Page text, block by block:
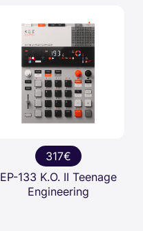
317€
EP-133 K.O. II Teenage
Engineering